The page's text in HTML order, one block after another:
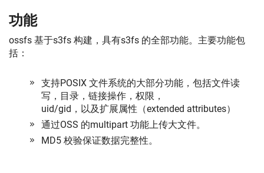
功能
ossfs 基于s3fs 构建，具有s3fs 的全部功能。主要功能包
括：
支持POSIX 文件系统的大部分功能，包括文件读
写，目录，链接操作，权限，
uid/gid，以及扩展属性（extended attributes）
通过OSS 的multipart 功能上传大文件。
MD5 校验保证数据完整性。